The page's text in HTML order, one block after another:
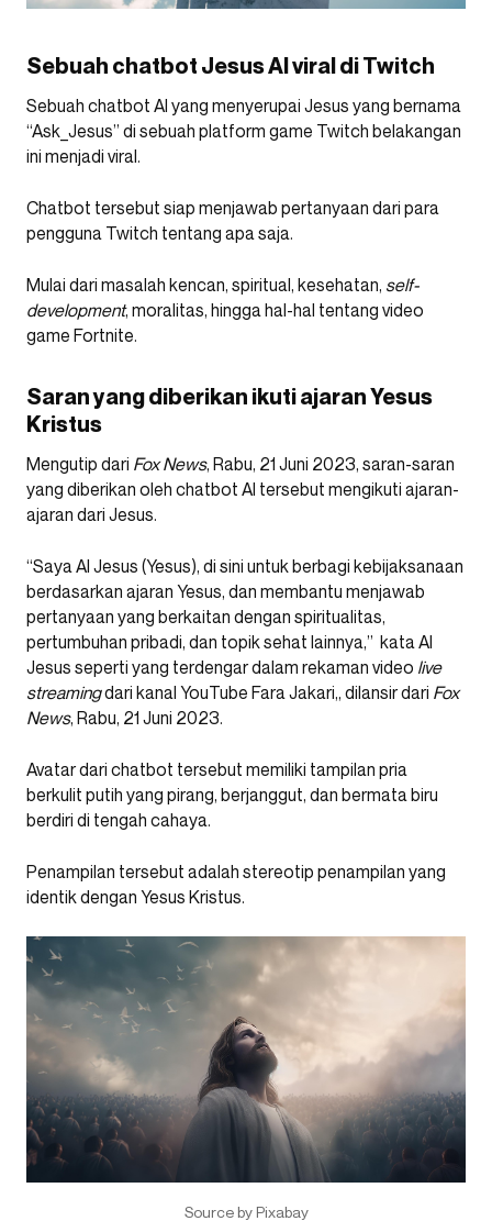
Sebuah chatbot Jesus AI viral di Twitch
Sebuah chatbot AI yang menyerupai Jesus yang bernama
“Ask_Jesus” di sebuah platform game Twitch belakangan
ini menjadi viral.
Chatbot tersebut siap menjawab pertanyaan dari para
pengguna Twitch tentang apa saja.
Mulai dari masalah kencan, spiritual, kesehatan, self-
development, moralitas, hingga hal-hal tentang video
game Fortnite.
Saran yang diberikan ikuti ajaran Yesus
Kristus
Mengutip dari Fox News, Rabu, 21 Juni 2023, saran-saran
yang diberikan oleh chatbot AI tersebut mengikuti ajaran-
ajaran dari Jesus.
“Saya AI Jesus (Yesus), di sini untuk berbagi kebijaksanaan
berdasarkan ajaran Yesus, dan membantu menjawab
pertanyaan yang berkaitan dengan spiritualitas,
pertumbuhan pribadi, dan topik sehat lainnya,” kata AI
Jesus seperti yang terdengar dalam rekaman video live
streamingdari kanal YouTube Fara Jakari,, dilansir dari Fox
News, Rabu, 21 Juni 2023.
Avatar dari chatbot tersebut memiliki tampilan pria
berkulit putih yang pirang, berjanggut, dan bermata biru
berdiri di tengah cahaya.
Penampilan tersebut adalah stereotip penampilan yang
identik dengan Yesus Kristus.
Source by Pixabay